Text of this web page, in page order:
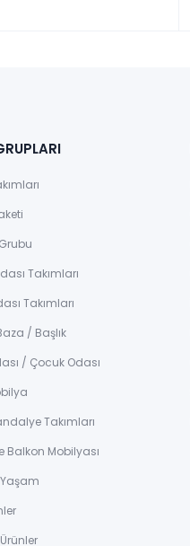
Takımları
Takımları
/ Başlık
/ Çocuk Odası
Takımları
Balkon Mobilyası